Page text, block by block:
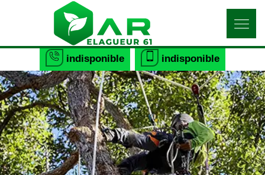
indisponible indisponible